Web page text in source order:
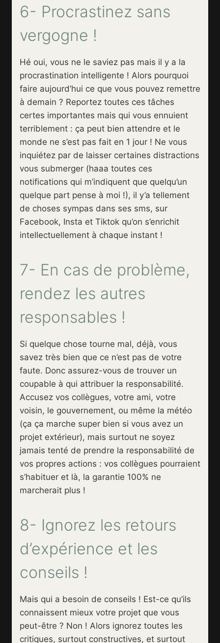
6- Procrastinez sans
vergogne !
Hé oui, vous ne le saviez pas mais il y a la
procrastination intelligente ! Alors pourquoi
faire aujourd’hui ce que vous pouvez remettre
à demain ? Reportez toutes ces tâches
certes importantes mais qui vous ennuient
terriblement : ça peut bien attendre et le
monde ne s’est pas fait en 1 jour ! Ne vous
inquiétez par de laisser certaines distractions
vous submerger (haaa toutes ces
notifications qui m’indiquent que quelqu’un
quelque part pense à moi !), il y’a tellement
de choses sympas dans ses sms, sur
Facebook, Insta et Tiktok qu’on s’enrichit
intellectuellement à chaque instant !
7- En cas de problème,
rendez les autres
responsables !
Si quelque chose tourne mal, déjà, vous
savez très bien que ce n’est pas de votre
faute. Donc assurez-vous de trouver un
coupable à qui attribuer la responsabilité.
Accusez vos collègues, votre ami, votre
voisin, le gouvernement, ou même la météo
(ça ça marche super bien si vous avez un
projet extérieur), mais surtout ne soyez
jamais tenté de prendre la responsabilité de
vos propres actions : vos collègues pourraient
s’habituer et là, la garantie 100% ne
marcherait plus !
8- Ignorez les retours
d’expérience et les
conseils !
Mais qui a besoin de conseils ! Est-ce qu’ils
connaissent mieux votre projet que vous
peut-être ? Non ! Alors ignorez toutes les
critiques, surtout constructives, et surtout